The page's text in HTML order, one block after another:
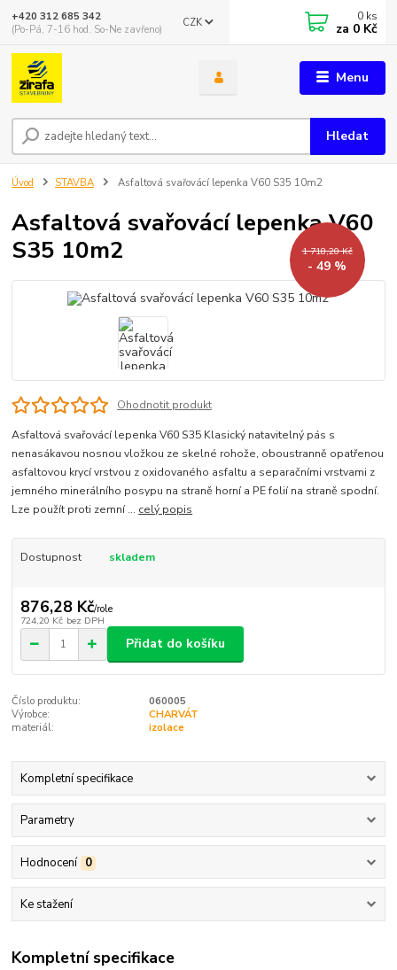
Menu
CZK
Hledat
+420 312 685 342
(Po-Pá, 7-16 hod. So-Ne zavřeno)
0 ks
za 0 Kč
Úvod STAVBA Asfaltová svařovácí lepenka V60 S35 10m2
Asfaltová svařovácí lepenka V60
S35 10m2
1 718,20 Kč
- 49 %
Ohodnotit produkt
Asfaltová svařovácí lepenka V60 S35 Klasický natavitelný pás s
nenasákavou nosnou vložkou ze skelné rohože, oboustranně opatřenou
asfaltovou krycí vrstvou z oxidovaného asfaltu a separačními vrstvami z
jemného minerálního posypu na straně horní a PE folií na straně spodní.
Lze použít proti zemní ... celý popis
Dostupnost skladem
876,28 Kč/role
724,20 Kč bez DPH
Přidat do košíku
Číslo produktu:
060005
Výrobce:
CHARVÁT
materiál:
izolace
Kompletní specifikace
Parametry
Hodnocení 0
Ke stažení
Kompletní specifikace